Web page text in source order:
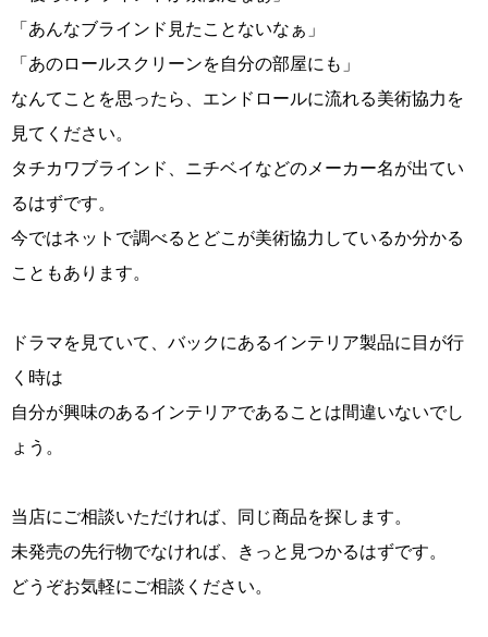
「あんなブラインド見たことないなぁ」
「あのロールスクリーンを自分の部屋にも」
なんてことを思ったら、エンドロールに流れる美術協力を
見てください。
タチカワブラインド、ニチベイなどのメーカー名が出てい
るはずです。
今ではネットで調べるとどこが美術協力しているか分かる
こともあります。
ドラマを見ていて、バックにあるインテリア製品に目が行
く時は
自分が興味のあるインテリアであることは間違いないでし
ょう。
当店にご相談いただければ、同じ商品を探します。
未発売の先行物でなければ、きっと見つかるはずです。
どうぞお気軽にご相談ください。